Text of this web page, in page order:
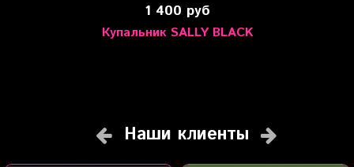
1 400 руб
Купальник SALLY BLACK
Наши клиенты